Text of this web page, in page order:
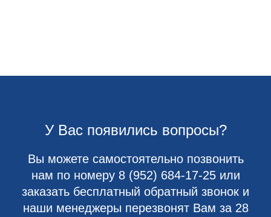
У Вас появились вопросы?
Вы можете самостоятельно позвонить
нам по номеру 8 (952) 684-17-25или
заказать бесплатный обратный звонок и
наши менеджеры перезвонят Вам за 28